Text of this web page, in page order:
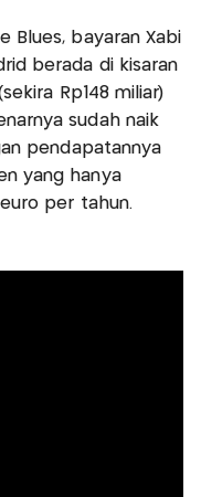
Blues, bayaran Xabi
berada di kisaran
Rp148 miliar)
sudah naik
pendapatannya
yang hanya
per tahun.